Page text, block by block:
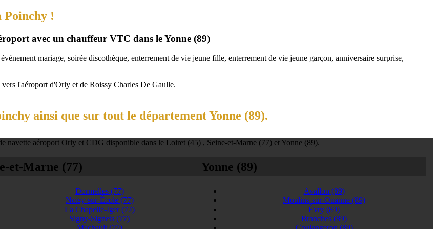
Poinchy !
avec un chauffeur VTC dans le Yonne (89)
mariage, soirée discothèque, enterrement de vie jeune fille, enterrement de vie jeune garçon, anniversaire surprise,
l'aéroport d'Orly et de Roissy Charles De Gaulle.
ainsi que sur tout le département Yonne (89).
navette aéroport Orly et CDG disponible dans le Loiret (45) , Seine-et-Marne (77) et Yonne (89).
et-Marne (77)
Dormelles (77)
Noisy-sur-École (77)
La Chapelle-Iger(77)
Signy-Signets(77)
Yonne (89)
Avallon (89)
Moulins-sur-Ouanne(89)
Évry(89)
Branches(89)